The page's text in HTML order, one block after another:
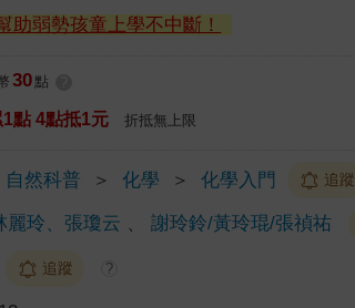
助弱勢孩童上學不中斷！
30 點
點 4點抵1元 折抵無上限
自然科普 ＞ 化學 ＞ 化學入門 追蹤
麗玲、張瓊云 、謝玲鈴/黃玲琨/張禎祐
追蹤 ?